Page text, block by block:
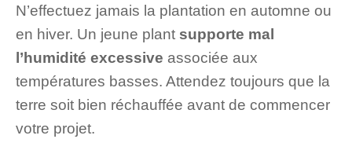
N’effectuez jamais la plantation en automne ou
en hiver. Un jeune plant supporte mal
l’humidité excessive associée aux
températures basses. Attendez toujours que la
terre soit bien réchauffée avant de commencer
votre projet.